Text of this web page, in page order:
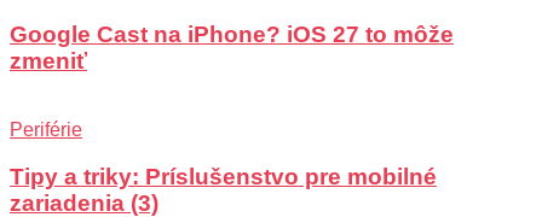
Google Cast na iPhone? iOS 27 to môže
zmeniť
Periférie
Tipy a triky: Príslušenstvo pre mobilné
zariadenia (3)